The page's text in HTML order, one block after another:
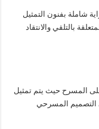
شاملة بفنون التمثيل
بالتلقي والانتقاد
المسرح حيث يتم تمثيل
التصميم المسرحي